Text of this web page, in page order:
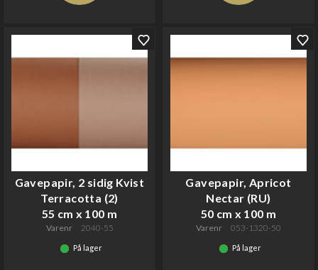
Gavepapir, 2 sidig Kvist
Terracotta (2)
55 cm x 100 m
Varenr 2040-55
På lager
Gavepapir, Apricot
Nectar (RU)
50 cm x 100 m
Varenr 053-1320-50
På lager